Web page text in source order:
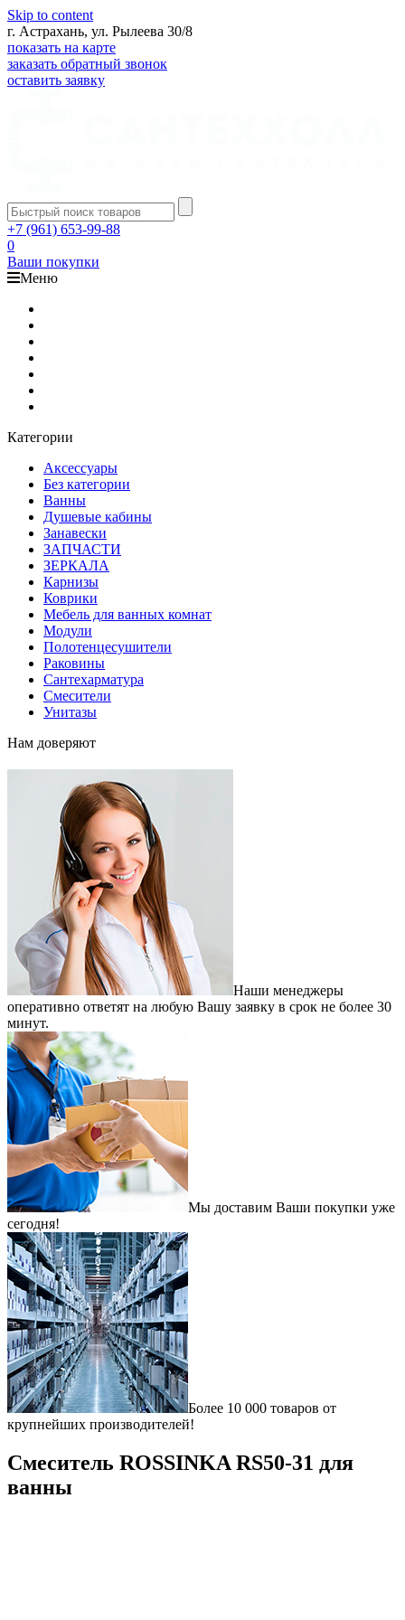
Skip to content
г. Астрахань, ул. Рылеева 30/8
показать на карте
заказать обратный звонок
оставить заявку
+7 (961) 653-99-88
0
Ваши покупки
Меню
Категории
Аксессуары
Без категории
Ванны
Душевые кабины
Занавески
ЗАПЧАСТИ
ЗЕРКАЛА
Карнизы
Коврики
Мебель для ванных комнат
Модули
Полотенцесушители
Раковины
Сантехарматура
Смесители
Унитазы
Нам доверяют
Наши менеджеры
оперативно ответят на любую Вашу заявку в срок не более 30
минут.
Мы доставим Ваши покупки уже
сегодня!
Более 10 000 товаров от
крупнейших производителей!
Смеситель ROSSINKA RS50-31 для
ванны